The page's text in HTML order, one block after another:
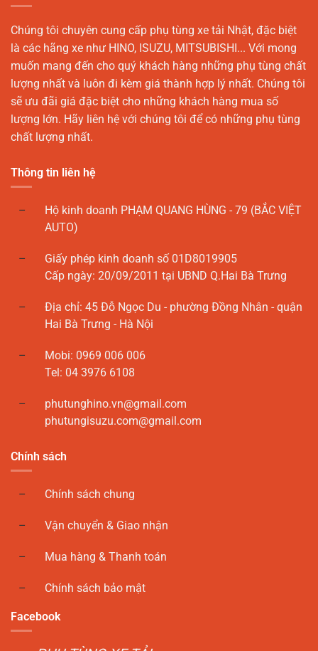
Chúng tôi chuyên cung cấp phụ tùng xe tải Nhật, đặc biệt
là các hãng xe như HINO, ISUZU, MITSUBISHI... Với mong
muốn mang đến cho quý khách hàng những phụ tùng chất
lượng nhất và luôn đi kèm giá thành hợp lý nhất. Chúng tôi
sẽ ưu đãi giá đặc biệt cho những khách hàng mua số
lượng lớn. Hãy liên hệ với chúng tôi để có những phụ tùng
chất lượng nhất.
Thông tin liên hệ
Hộ kinh doanh PHẠM QUANG HÙNG - 79 (BẮC VIỆT
AUTO)
Giấy phép kinh doanh số 01D8019905
Cấp ngày: 20/09/2011 tại UBND Q.Hai Bà Trưng
Địa chỉ: 45 Đỗ Ngọc Du - phường Đồng Nhân - quận
Hai Bà Trưng - Hà Nội
Mobi: 0969 006 006
Tel: 04 3976 6108
phutunghino.vn@gmail.com
phutungisuzu.com@gmail.com
Chính sách
Chính sách chung
Vận chuyển & Giao nhận
Mua hàng & Thanh toán
Chính sách bảo mật
Facebook